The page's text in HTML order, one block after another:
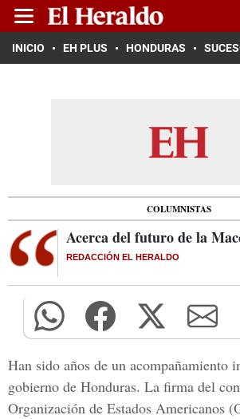
INICIO EH PLUS HONDURAS
COLUMNISTAS
Acerca del futuro de la
REDACCIÓN EL HERALDO
Han sido años de un acompañamiento
gobierno de Honduras. La firma del
Organización de Estados Americanos